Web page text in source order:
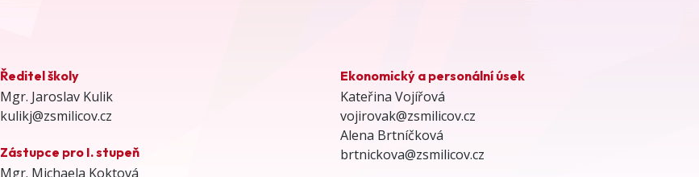
Ředitel školy
Mgr. Jaroslav Kulik
kulikj@zsmilicov.cz
Zástupce pro I. stupeň
Mgr. Michaela Koktová
Ekonomický a personální úsek
Kateřina Vojířová
vojirovak@zsmilicov.cz
Alena Brtníčková
brtnickova@zsmilicov.cz